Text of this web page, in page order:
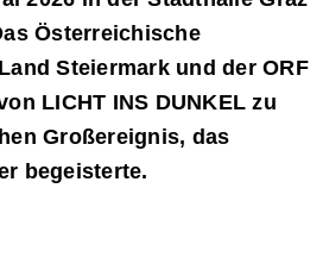
Österreichische
Steiermark und der ORF
LICHT INS DUNKEL zu
Großereignis, das
begeisterte.